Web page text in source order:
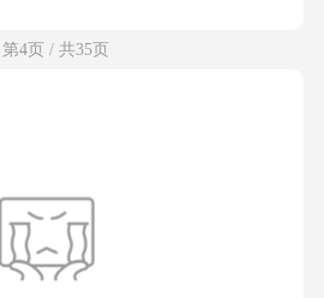
第4页 / 共35页